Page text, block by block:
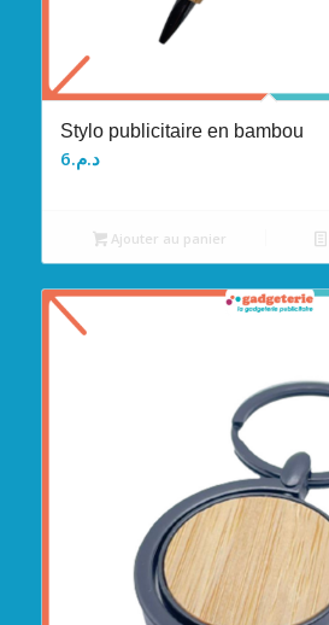
Stylo publicitaire en bambou
د.م.6
Ajouter au panier